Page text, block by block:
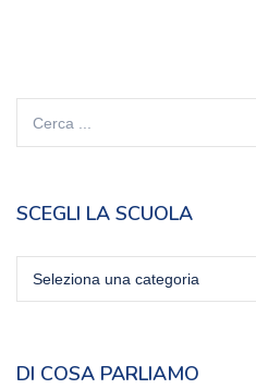
SCEGLI LA SCUOLA
Scegli
DI COSA PARLIAMO